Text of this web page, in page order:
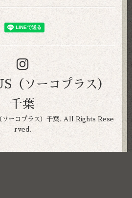
（ソーコプラス）
千葉
ーコプラス）千葉. All Rights Rese
rved.